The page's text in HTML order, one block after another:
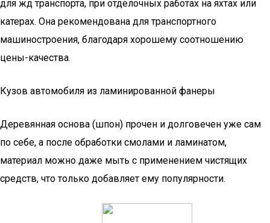
для жд транспорта, при отделочных работах на яхтах или
катерах. Она рекомендована для транспортного
машиностроения, благодаря хорошему соотношению
цены-качества.
Кузов автомобиля из ламинированной фанеры
Деревянная основа (шпон) прочен и долговечен уже сам
по себе, а после обработки смолами и ламинатом,
материал можно даже мыть с применением чистящих
средств, что только добавляет ему популярности.